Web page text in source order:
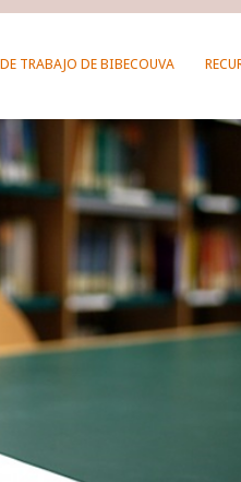
TRABAJO DE BIBECOUVA